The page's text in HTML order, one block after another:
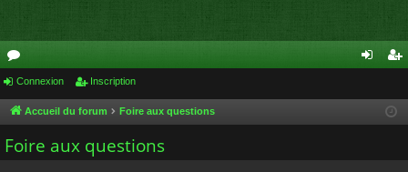
or
u
m
cri
Connexion Inscription
Accueil du forum Foire aux questions
Foire aux questions